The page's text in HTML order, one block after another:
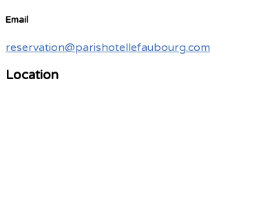
Email
reservation@parishotellefaubourg.com
Location